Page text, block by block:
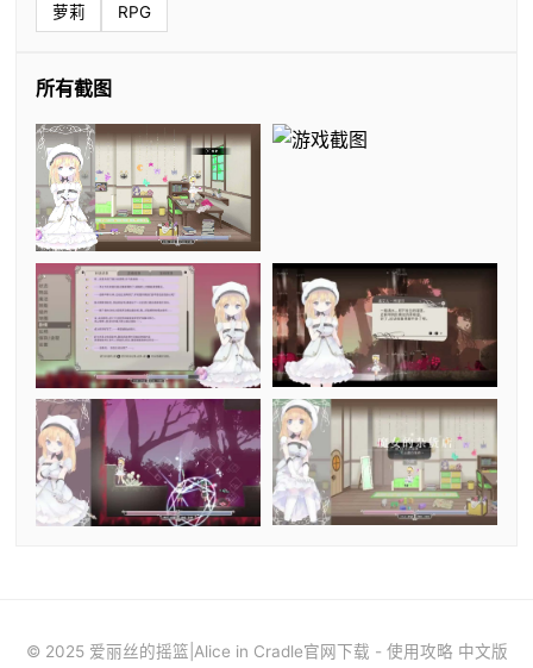
萝莉 RPG
所有截图
© 2025 爱丽丝的摇篮|Alice in Cradle官网下载 - 使用攻略 中文版